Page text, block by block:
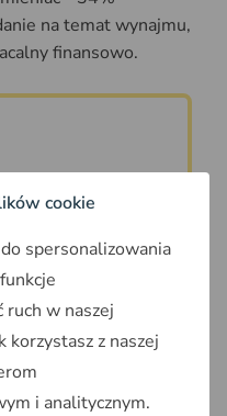
na temat wynajmu,
finansowo.
w UE w drugim
na tle Europy
nieruchomości
w
Raporcie o
aktualnych
cookie
spersonalizowania
ruch w naszej
z naszej
i analitycznym.